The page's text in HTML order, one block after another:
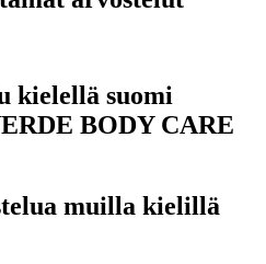
kielellä suomi
BODY CARE
muilla kielillä